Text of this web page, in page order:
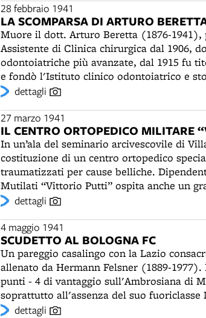
Paolo sul Tevere a Roma. Oltre alla Casa
quella di Minerbio, di San Martino dei
dopoguerra si stabilirà a Milano e si
allestimenti fieristici. Nel 1952 progetterà
Borgo Panigale (BO).
“rituale degli schiaffi” coinvolgerà diversi
del gagliardetto. Davanti al caffè San
trovati senza divisa, come l'ex segretario
Zamboni.
28 febbraio 1941
LA SCOMPARSA DI ARTURO
Muore il dott. Arturo Beretta (1876-
Assistente di Clinica chirurgica dal 1906,
odontoiatriche più avanzate, dal 1915 fu
e fondò l'Istituto clinico odontoiatrico e
guerra mondiale diresse il Centro di
venne eletto Senatore.
dettagli
27 marzo 1941
IL CENTRO ORTOPEDICO MILITARE
In un’ala del seminario arcivescovile di
costituzione di un centro ortopedico
traumatizzati per cause belliche.
Mutilati “Vittorio Putti” ospita anche un
un forno e una distilleria. Dal 22 marzo
Lazzaro di Savena, dipendente dal
chiederà di utilizzare la grotta di Villa
gli infermi dell’Ospedale. Qui verranno
emergenza. Nel luglio 1944 il “Putti”
e il 29 novembre successivo sarà
partigiani. Il direttore prof. Oscar
arrestato e interrogato nella sede della
dettagli
4 maggio 1941
SCUDETTO AL BOLOGNA FC
Un pareggio casalingo con la Lazio
allenato da Hermann Felsner (1889-
punti - 4 di vantaggio sull'Ambrosiana di
soprattutto all'assenza del suo
campionato la squadra rossoblu ha
dettagli